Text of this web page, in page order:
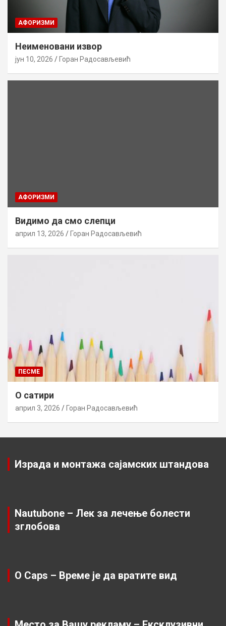
AФОРИЗМИ
Неименовани извор
јун 10, 2026 Горан Радосављевић
AФОРИЗМИ
Видимо да смо слепци
април 13, 2026 Горан Радосављевић
ПЕСМЕ
О сатири
април 3, 2026 Горан Радосављевић
Израда и монтажа сајамских штандова
Nautubone – Лек за лечење болести
зглобова
O Caps – Време је да вратите вид